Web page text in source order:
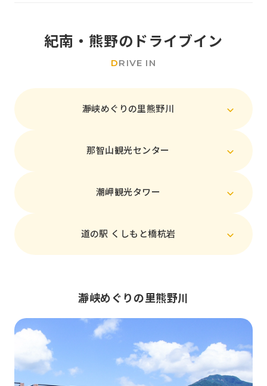
紀南・熊野のドライブイン
DRIVE IN
瀞峡めぐりの里熊野川
那智山観光センター
潮岬観光タワー
道の駅 くしもと橋杭岩
瀞峡めぐりの里熊野川